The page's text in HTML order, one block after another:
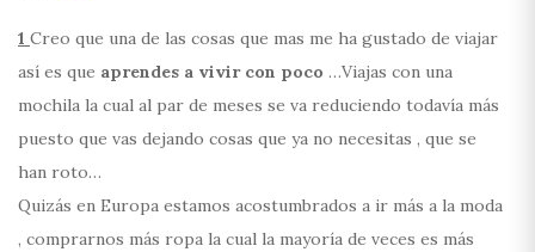
1 Creo que una de las cosas que mas me ha gustado de viajar
así es que aprendes a vivir con poco …Viajas con una
mochila la cual al par de meses se va reduciendo todavía más
puesto que vas dejando cosas que ya no necesitas , que se
han roto…
Quizás en Europa estamos acostumbrados a ir más a la moda
, comprarnos más ropa la cual la mayoría de veces es más